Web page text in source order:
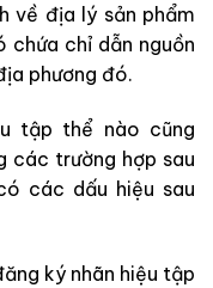
về địa lý sản phẩm
chứa chỉ dẫn nguồn
phương đó.
tập thể nào cũng
các trường hợp sau
các dấu hiệu sau
ký nhãn hiệu tập